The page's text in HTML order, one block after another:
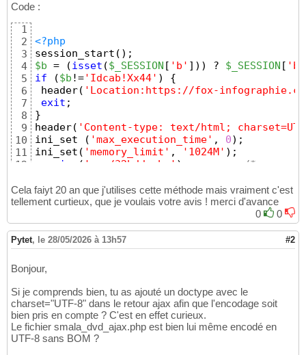
Code :
1
2
3
4
5
6
7
8
9
10
11
12
14
15
17
18
<?php
session_start ( ) ;
$b = (isset ($_SESSION [ 'b' ] ) ) ? $_SESSION [ 'b'
if
($b !='Idcab!Xx44' )
{
header( 'Location:https://fox-
exit ;
}
header( 'Content-type: text/html;
ini_set
( 'max_execution_time' , 0) ;
ini_set ( 'memory_limit' , '1024M' ) ;
require
( 'zzz/32bdd.php' )
/* =>
?>
<!DOCTYPE html><html lang='fr'><head>
<?PHP
Cela faiyt 20 an que j'utilises cette méthode mais vraiment c'est
tellement curtieux, que je voulais votre avis ! merci d'avance
0
0
Pytet, le 28/05/2026 à 13h57 #2
Bonjour,
Si je comprends bien, tu as ajouté un doctype avec le
charset="UTF-8" dans le retour ajax afin que l'encodage soit
bien pris en compte ? C'est en effet curieux.
Le fichier smala_dvd_ajax.php est bien lui même encodé en
UTF-8 sans BOM ?